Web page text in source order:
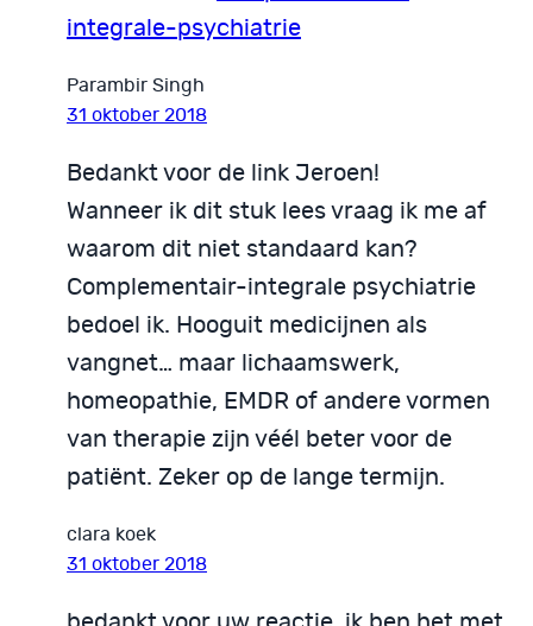
integrale-psychiatrie
Parambir Singh
31 oktober 2018
Bedankt voor de link Jeroen!
Wanneer ik dit stuk lees vraag ik me af
waarom dit niet standaard kan?
Complementair-integrale psychiatrie
bedoel ik. Hooguit medicijnen als
vangnet… maar lichaamswerk,
homeopathie, EMDR of andere vormen
van therapie zijn véél beter voor de
patiënt. Zeker op de lange termijn.
clara koek
31 oktober 2018